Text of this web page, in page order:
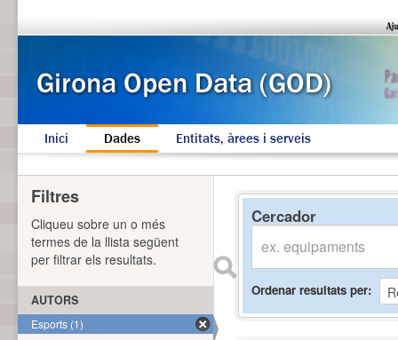
Inici Dades Entitats, àrees i serveis
Cercador
Ordenar resultats per
Filtres
Cliqueu sobre un o més
termes de la llista següent
per filtrar els resultats.
AUTORS
Esports (1)